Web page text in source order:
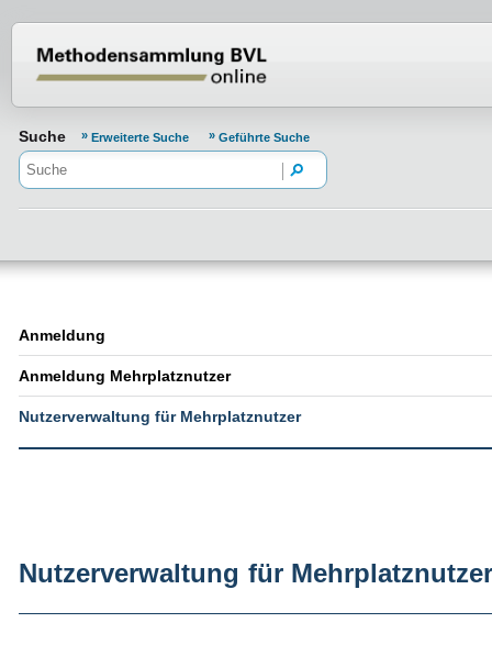
Suche Erweiterte Suche Geführte Suche
Anmeldung
Anmeldung Mehrplatznutzer
Nutzerverwaltung für Mehrplatznutzer
Nutzerverwaltung für